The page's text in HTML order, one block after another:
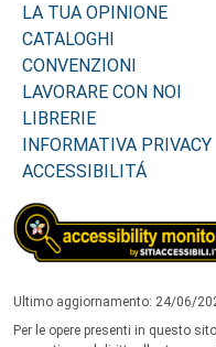
LA TUA OPINIONE
CATALOGHI
CONVENZIONI
LAVORARE CON NOI
LIBRERIE
INFORMATIVA PRIVACY
ACCESSIBILITÁ
Ultimo aggiornamento: 24/06/
Per le opere presenti in questo